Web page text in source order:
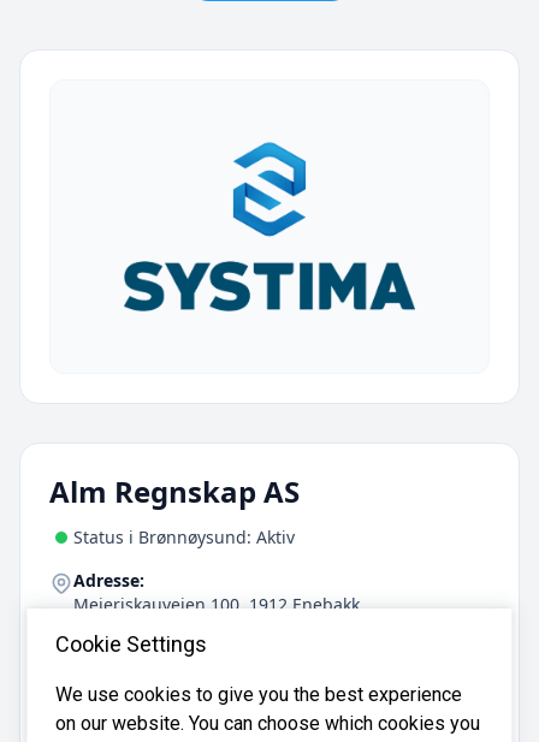
Alm Regnskap AS
Status i Brønnøysund: Aktiv
Adresse:
Meieriskauveien 100, 1912 Enebakk
Telefon:
Cookie Settings
We use cookies to give you the best experience
on our website. You can choose which cookies you